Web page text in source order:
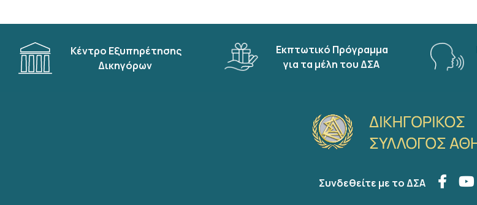
Κέντρο Εξυπηρέτησης
Δικηγόρων
Εκπτωτικό Πρόγραμμα
για τα μέλη του ΔΣΑ
Συνδεθείτε με το ΔΣΑ